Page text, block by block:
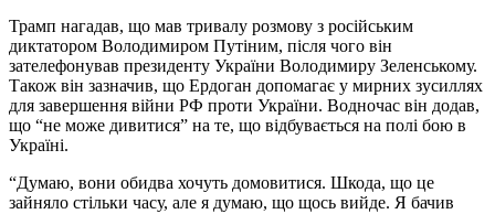
Трамп нагадав, що мав тривалу розмову з російським
диктатором Володимиром Путіним, після чого він
зателефонував президенту України Володимиру Зеленському.
Також він зазначив, що Ердоган допомагає у мирних зусиллях
для завершення війни РФ проти України. Водночас він додав,
що “не може дивитися” на те, що відбувається на полі бою в
Україні.
“Думаю, вони обидва хочуть домовитися. Шкода, що це
зайняло стільки часу, але я думаю, що щось вийде. Я бачив